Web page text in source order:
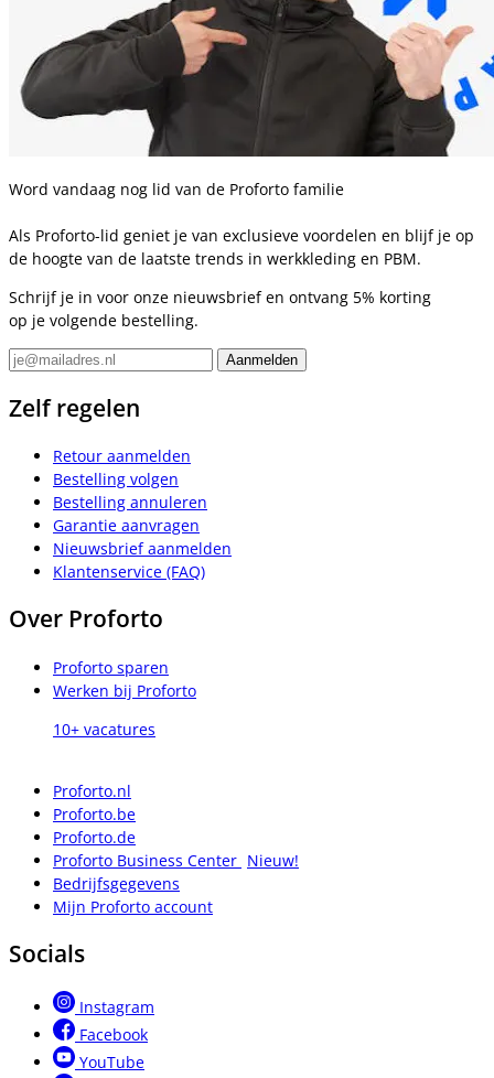
Word vandaag nog lid van de Proforto familie
Als Proforto-lid geniet je van exclusieve voordelen en blijf je op
de hoogte van de laatste trends in werkkleding en PBM.
Schrijf je in voor onze nieuwsbrief en ontvang 5% korting
op je volgende bestelling.
Zelf regelen
Retour aanmelden
Bestelling volgen
Bestelling annuleren
Garantie aanvragen
Nieuwsbrief aanmelden
Klantenservice (FAQ)
Over Proforto
Proforto sparen
Werken bij Proforto
10+ vacatures
Proforto.nl
Proforto.be
Proforto.de
Proforto Business Center Nieuw!
Bedrijfsgegevens
Mijn Proforto account
Socials
Instagram
Facebook
YouTube